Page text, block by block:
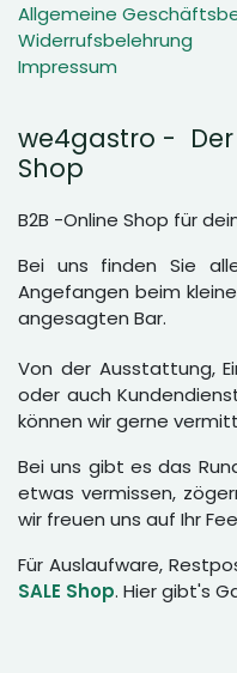
Allgemeine
Widerrufsbelehrung
Impressum
we4gastro -
Shop
B2B -Online Shop für
Bei uns finden Sie
Angefangen beim
angesagten Bar.
Von der Ausstattung,
oder auch
können wir gerne
Bei uns gibt es das
etwas vermissen,
wir freuen uns auf Ihr
Für Auslaufware,
SALE Shop. Hier gibt's